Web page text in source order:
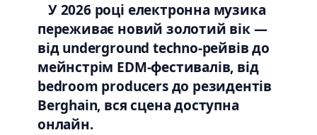
У 2026 році електронна музика
переживає новий золотий вік —
від underground techno-рейвів до
мейнстрім EDM-фестивалів, від
bedroom producers до резидентів
Berghain, вся сцена доступна
онлайн.